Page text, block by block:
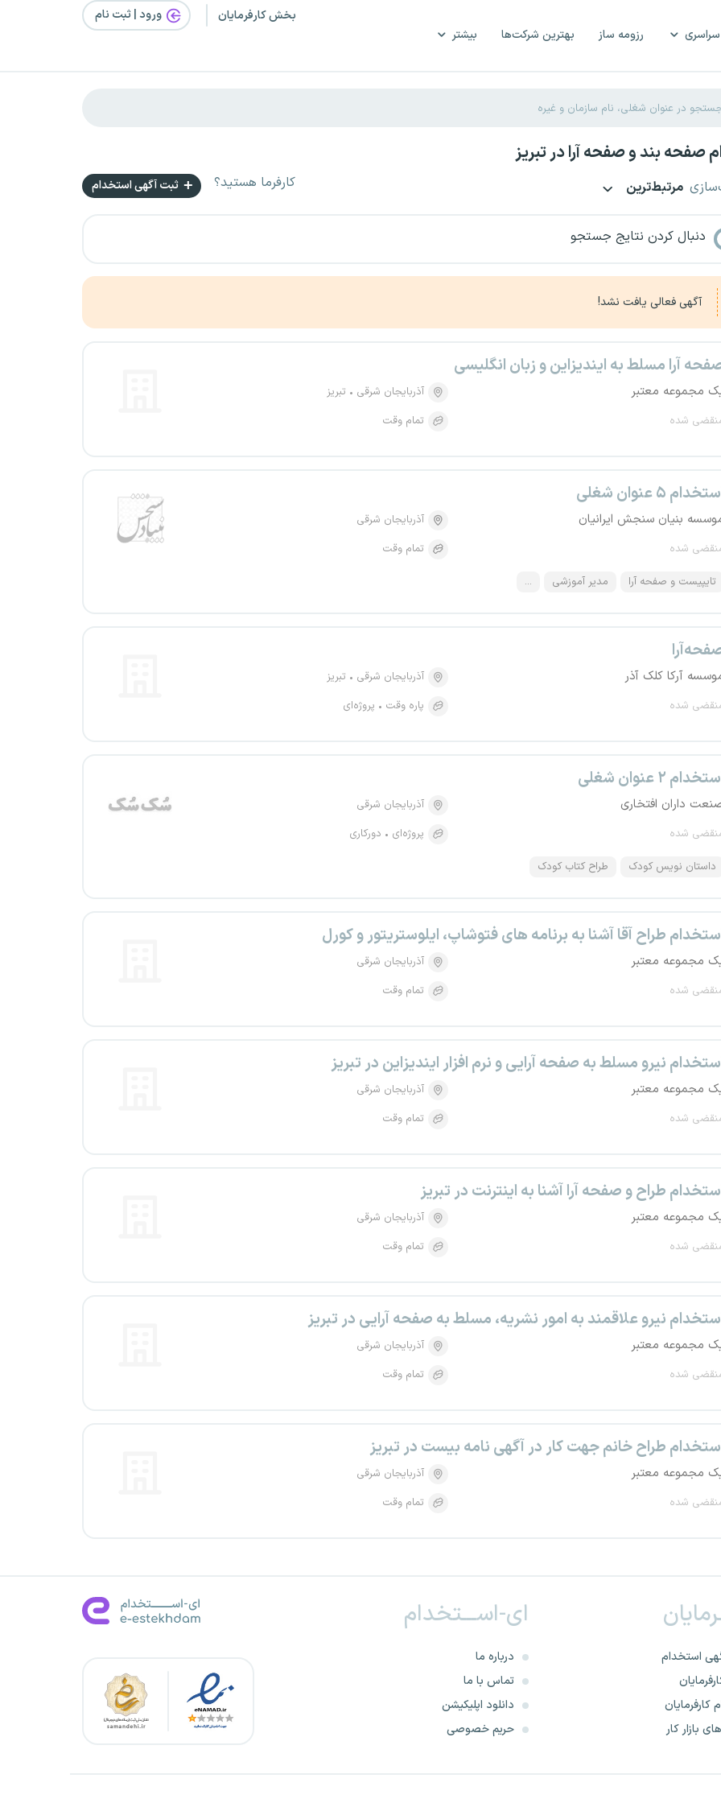
رزومه ساز بهترین شرکت‌ها بیشتر
بخش کارفرمایان ورود | ثبت‌ نام
صفحه بند و صفحه آرا در تبریز
مرتبط‌ترین کارفرما هستید؟ ثبت آگهی استخدام
دنبال کردن نتایج جستجو
آگهی فعالی یافت نشد!
آرا مسلط به ایندیزاین و زبان انگلیسی
مجموعه معتبر
شده
آذربایجان شرقی
تبریز
تمام وقت
۵ عنوان شغلی
بنیان سنجش ایرانیان
شده
آذربایجان شرقی
تمام وقت
تایپیست و صفحه آرا مدیر آموزشی ...
آرکا کلک آذر
شده
آذربایجان شرقی
تبریز
پاره وقت
پروژه‌ای
۲ عنوان شغلی
داران افتخاری
شده
آذربایجان شرقی
پروژه‌ای
دورکاری
داستان نویس کودک طراح کتاب کودک
طراح آقا آشنا به برنامه های فتوشاپ، ایلوستریتور و کورل
مجموعه معتبر
شده
آذربایجان شرقی
تمام وقت
نیرو مسلط به صفحه آرایی و نرم افزار ایندیزاین در تبریز
مجموعه معتبر
شده
آذربایجان شرقی
تمام وقت
طراح و صفحه آرا آشنا به اینترنت در تبریز
مجموعه معتبر
شده
آذربایجان شرقی
تمام وقت
نیرو علاقمند به امور نشریه، مسلط به صفحه آرایی در تبریز
مجموعه معتبر
شده
آذربایجان شرقی
تمام وقت
طراح خانم جهت کار در آگهی نامه بیست در تبریز
مجموعه معتبر
شده
آذربایجان شرقی
تمام وقت
استخدام
کارفرمایان
بازار کار
ای-اســـتخدام
درباره ما
تماس با ما
دانلود اپلیکیشن
حریم خصوصی